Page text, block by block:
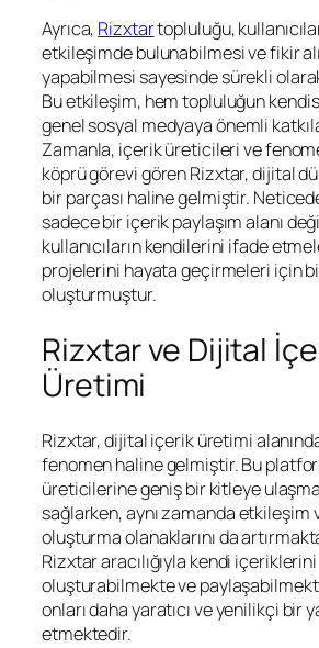
Ayrıca, Rizxtartopluluğu,
etkileşimde bulunabilmesi ve fikir
yapabilmesi sayesinde sürekli
Bu etkileşim, hem topluluğun
genel sosyal medyaya önemli
Zamanla, içerik üreticileri ve
köprü görevi gören Rizxtar, dijital
bir parçası haline gelmiştir.
sadece bir içerik paylaşım alanı
kullanıcıların kendilerini ifade
projelerini hayata geçirmeleri için
oluşturmuştur.
Rizxtar ve Dijital
Üretimi
Rizxtar, dijital içerik üretimi
fenomen haline gelmiştir. Bu
üreticilerine geniş bir kitleye
sağlarken, aynı zamanda etkileşim
oluşturma olanaklarını da
Rizxtar aracılığıyla kendi içeriklerini
oluşturabilmekte ve
onları daha yaratıcı ve yenilikçi bir
etmektedir.